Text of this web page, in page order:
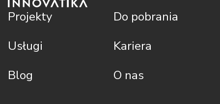
Projekty
Usługi
Blog
Do pobrania
Kariera
O nas